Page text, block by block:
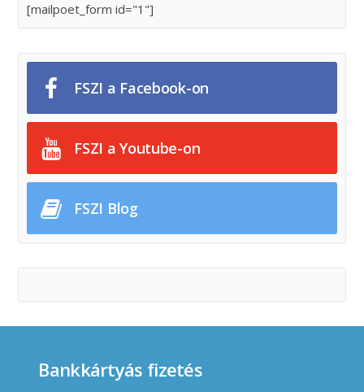
[mailpoet_form id="1"]
FSZI a Facebook-on
FSZI a Youtube-on
FSZI Blog
Bankkártyás fizetés